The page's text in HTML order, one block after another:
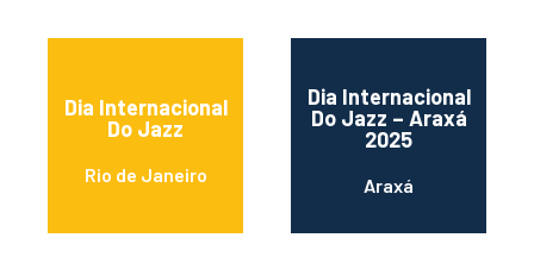
Dia Internacional
Do Jazz
Rio de Janeiro
Dia Internacional
Do Jazz – Araxá
2025
Araxá